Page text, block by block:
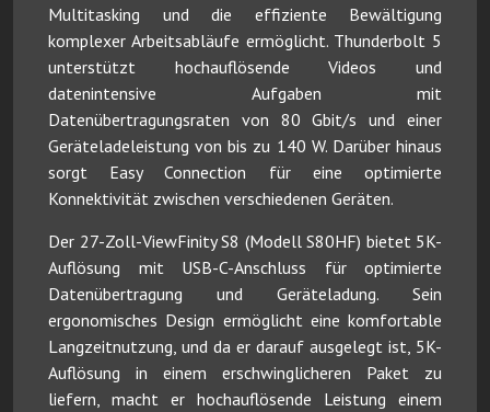
Multitasking und die effiziente Bewältigung
komplexer Arbeitsabläufe ermöglicht. Thunderbolt 5
unterstützt hochauflösende Videos und
datenintensive Aufgaben mit
Datenübertragungsraten von 80 Gbit/s und einer
Geräteladeleistung von bis zu 140 W. Darüber hinaus
sorgt Easy Connection für eine optimierte
Konnektivität zwischen verschiedenen Geräten.
Der 27-Zoll-ViewFinity S8 (Modell S80HF) bietet 5K-
Auflösung mit USB-C-Anschluss für optimierte
Datenübertragung und Geräteladung. Sein
ergonomisches Design ermöglicht eine komfortable
Langzeitnutzung, und da er darauf ausgelegt ist, 5K-
Auflösung in einem erschwinglicheren Paket zu
liefern, macht er hochauflösende Leistung einem